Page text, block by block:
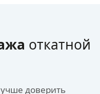
откатной
доверить